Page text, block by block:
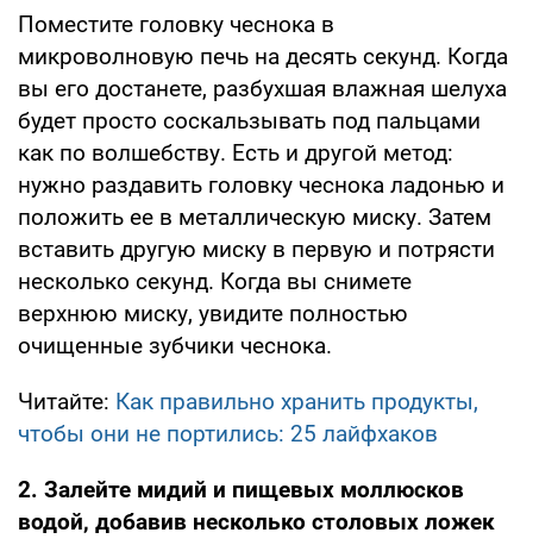
Поместите головку чеснока в
микроволновую печь на десять секунд. Когда
вы его достанете, разбухшая влажная шелуха
будет просто соскальзывать под пальцами
как по волшебству. Есть и другой метод:
нужно раздавить головку чеснока ладонью и
положить ее в металлическую миску. Затем
вставить другую миску в первую и потрясти
несколько секунд. Когда вы снимете
верхнюю миску, увидите полностью
очищенные зубчики чеснока.
Читайте: Как правильно хранить продукты,
чтобы они не портились: 25 лайфхаков
2. Залейте мидий и пищевых моллюсков
водой, добавив несколько столовых ложек